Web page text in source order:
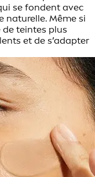
se fondent avec
naturelle. Même si
teintes plus
et de s’adapter